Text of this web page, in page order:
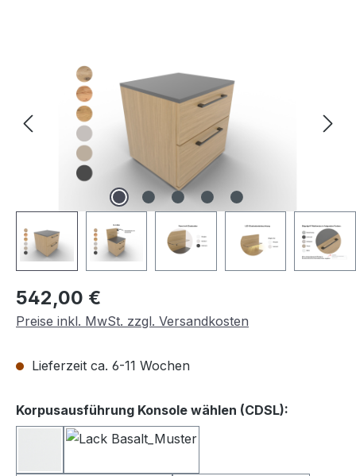
Regulärer Preis:
542,00 €
Preise inkl. MwSt. zzgl. Versandkosten
Lieferzeit ca. 6-11 Wochen
Korpusausführung Konsole wählen (CDSL):